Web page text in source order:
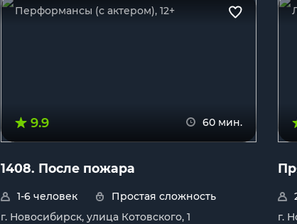
Перформансы (с актером), 12+
9.9 60 мин.
1408. После пожара
1-6 человек
Простая сложность
г. Новосибирск, улица Котовского, 1
г.